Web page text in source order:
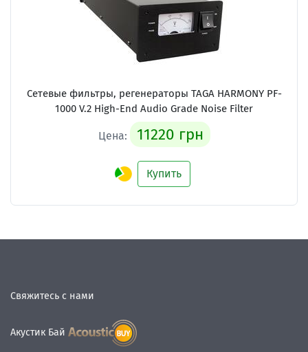
Сетевые фильтры, регенераторы TAGA HARMONY PF-
1000 V.2 High-End Audio Grade Noise Filter
Цена: 11220 грн
Купить
Свяжитесь с нами
Акустик Бай